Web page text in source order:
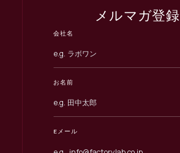
メルマガ登録
会社名
お名前
Eメール